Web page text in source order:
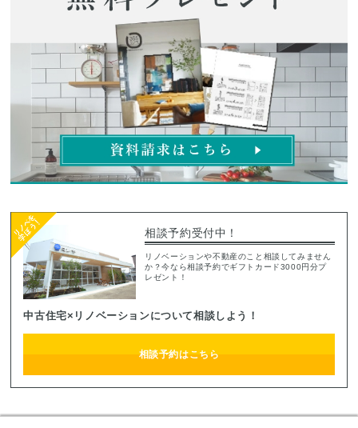
相談予約受付中！
リノベーションや不動産のこと相談してみません
か？今なら相談予約でギフトカード3000円分プ
レゼント！
中古住宅×リノベーションについて相談しよう！
相談予約はこちら